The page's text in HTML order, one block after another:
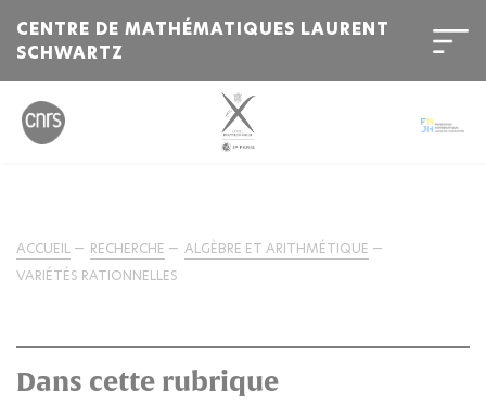
CENTRE DE MATHÉMATIQUES LAURENT
SCHWARTZ
ACCUEIL RECHERCHE
ALGÈBRE ET ARITHMÉTIQUE
VARIÉTÉS RATIONNELLES
Dans cette rubrique